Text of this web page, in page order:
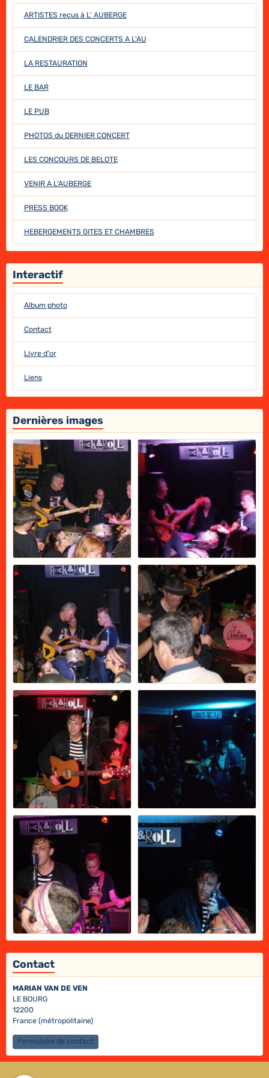
ARTISTES reçus à L' AUBERGE
CALENDRIER DES CONCERTS A L'AU
LA RESTAURATION
LE BAR
LE PUB
PHOTOS du DERNIER CONCERT
LES CONCOURS DE BELOTE
VENIR A L'AUBERGE
PRESS BOOK
HEBERGEMENTS GITES ET CHAMBRES
Interactif
Album photo
Contact
Livre d'or
Liens
Dernières images
Contact
MARIAN VAN DE VEN
LE BOURG
12200
France (métropolitaine)
Formulaire de contact